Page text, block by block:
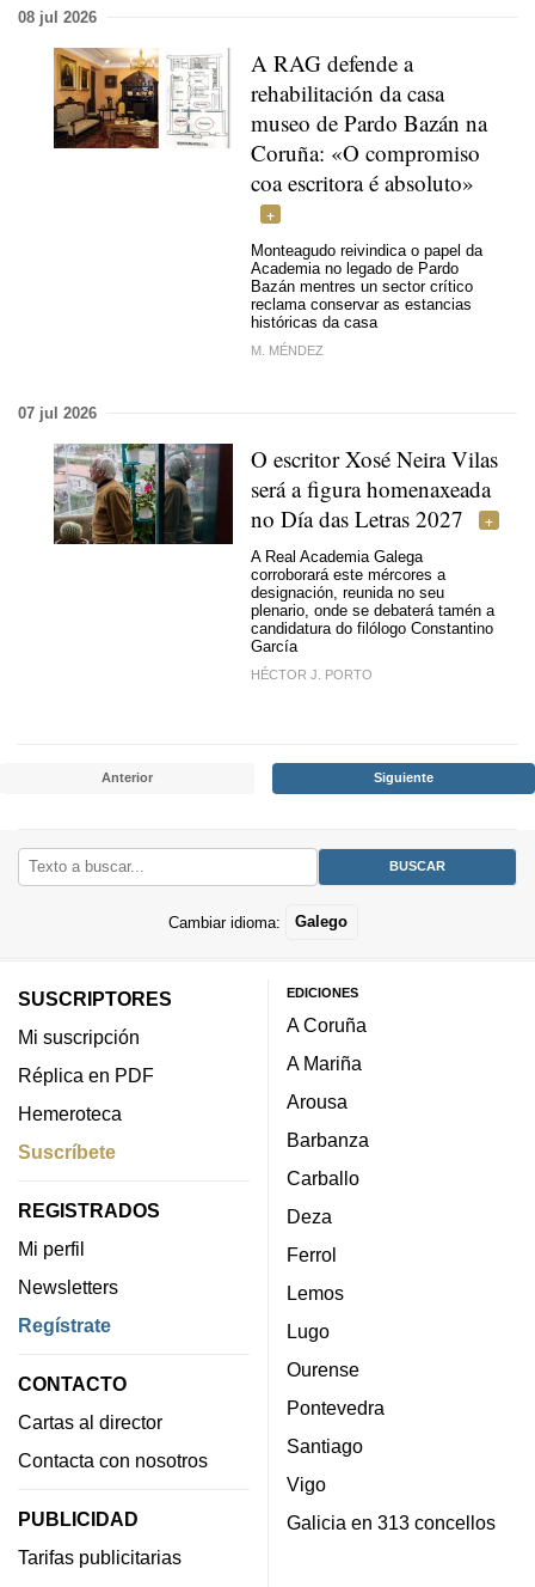
08 jul 2026
A RAG defende a
rehabilitación da casa
museo de Pardo Bazán na
Coruña: «O compromiso
coa escritora é absoluto»
Monteagudo reivindica o papel da
Academia no legado de Pardo
Bazán mentres un sector crítico
reclama conservar as estancias
históricas da casa
M. MÉNDEZ
07 jul 2026
O escritor Xosé Neira Vilas
será a figura homenaxeada
no Día das Letras 2027
A Real Academia Galega
corroborará este mércores a
designación, reunida no seu
plenario, onde se debaterá tamén a
candidatura do filólogo Constantino
García
HÉCTOR J. PORTO
Anterior Siguiente
Cambiar idioma: Galego
SUSCRIPTORES
Mi suscripción
Réplica en PDF
Hemeroteca
Suscríbete
REGISTRADOS
Mi perfil
Newsletters
Regístrate
CONTACTO
Cartas al director
Contacta con nosotros
PUBLICIDAD
Tarifas publicitarias
EDICIONES
A Coruña
A Mariña
Arousa
Barbanza
Carballo
Deza
Ferrol
Lemos
Lugo
Ourense
Pontevedra
Santiago
Vigo
Galicia en 313 concellos